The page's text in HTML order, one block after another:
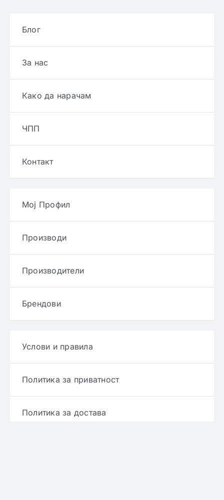
Блог
За нас
Како да нарачам
ЧПП
Контакт
Мој Профил
Производи
Производители
Брендови
Услови и правила
Политика за приватност
Политика за достава